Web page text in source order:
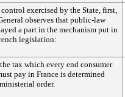
exercised by the State, first,
observes that public-law
a part in the mechanism put in
legislation:
tax which every end consumer
pay in France is determined
order.